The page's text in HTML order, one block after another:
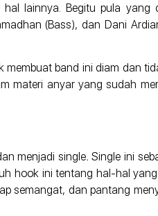
lainnya. Begitu pula yang
(Bass), dan Dani
band ini diam dan
materi anyar yang sudah
menjadi single.Single ini
hook ini tentang hal-hal
semangat, dan pantang